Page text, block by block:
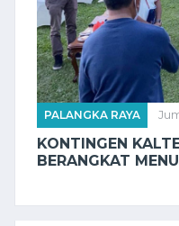
PALANGKA RAYA
KONTINGEN
BERANGKAT